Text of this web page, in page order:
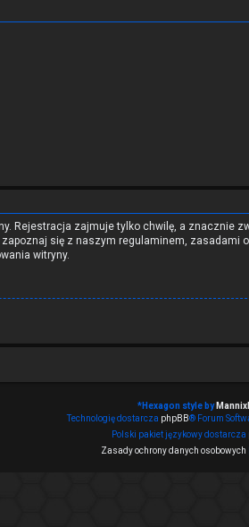
Rejestracja zajmuje tylko chwilę, a znacznie
się z naszym regulaminem,
witryny.
*Hexagon style by
Technologię dostarcza phpBB® Forum
Polski pakiet językowy dostarcza
Zasady ochrony danych osobowych